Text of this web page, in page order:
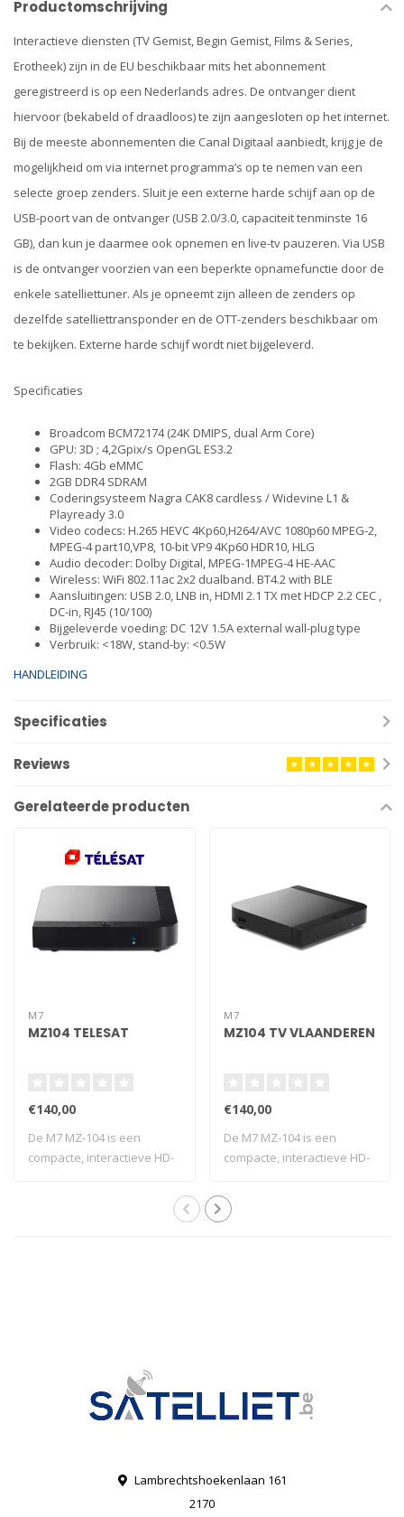
Productomschrijving
Interactieve diensten (TV Gemist, Begin Gemist, Films & Series,
Erotheek) zijn in de EU beschikbaar mits het abonnement
geregistreerd is op een Nederlands adres. De ontvanger dient
hiervoor (bekabeld of draadloos) te zijn aangesloten op het internet.
Bij de meeste abonnementen die Canal Digitaal aanbiedt, krijg je de
mogelijkheid om via internet programma’s op te nemen van een
selecte groep zenders. Sluit je een externe harde schijf aan op de
USB-poort van de ontvanger (USB 2.0/3.0, capaciteit tenminste 16
GB), dan kun je daarmee ook opnemen en live-tv pauzeren. Via USB
is de ontvanger voorzien van een beperkte opnamefunctie door de
enkele satelliettuner. Als je opneemt zijn alleen de zenders op
dezelfde satelliettransponder en de OTT-zenders beschikbaar om
te bekijken. Externe harde schijf wordt niet bijgeleverd.
Specificaties
Broadcom BCM72174 (24K DMIPS, dual Arm Core)
GPU: 3D ; 4,2Gpix/s OpenGL ES3.2
Flash: 4Gb eMMC
2GB DDR4 SDRAM
Coderingsysteem Nagra CAK8 cardless / Widevine L1 &
Playready 3.0
Video codecs: H.265 HEVC 4Kp60,H264/AVC 1080p60 MPEG-2,
MPEG-4 part10,VP8, 10-bit VP9 4Kp60 HDR10, HLG
Audio decoder: Dolby Digital, MPEG-1MPEG-4 HE-AAC
Wireless: WiFi 802.11ac 2x2 dualband. BT4.2 with BLE
Aansluitingen: USB 2.0, LNB in, HDMI 2.1 TX met HDCP 2.2 CEC ,
DC-in, RJ45 (10/100)
Bijgeleverde voeding: DC 12V 1.5A external wall-plug type
Verbruik: <18W, stand-by: <0.5W
HANDLEIDING
Specificaties
Reviews
Gerelateerde producten
M7
MZ104 TELESAT
€140,00
De M7 MZ-104 is een
compacte, interactieve HD-
M7
MZ104 TV VLAANDEREN
€140,00
De M7 MZ-104 is een
compacte, interactieve HD-
Lambrechtshoekenlaan 161
2170